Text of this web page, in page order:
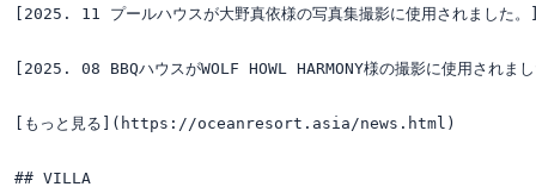
[2025. 11 プールハウスが大野真依様の写真集撮影に使用されま
[2025. 08 BBQハウスがWOLF HOWL HARMONY様の撮影に使
[もっと見る](https://oceanresort.asia/news.html)
## VILLA